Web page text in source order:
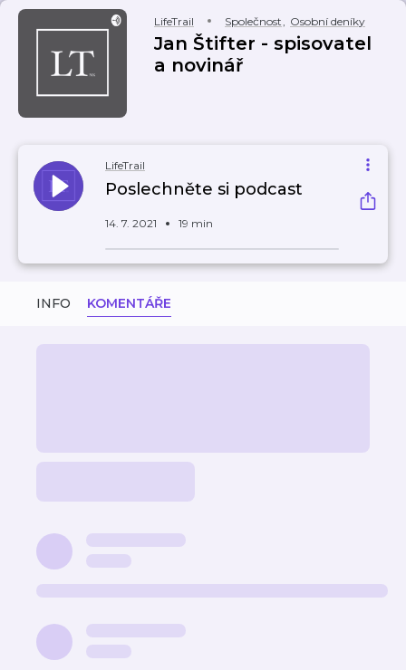
LifeTrail Společnost, Osobní deníky
Jan Štifter - spisovatel
a novinář
LifeTrail
Poslechněte si podcast
14. 7. 2021 19 min
INFO KOMENTÁŘE